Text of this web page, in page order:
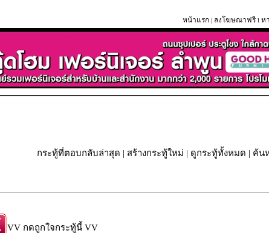
หน้าแรก | ลงโฆษณาฟรี l ห
กระทู้ที่ตอบกลับล่าสุด | สร้างกระทู้ใหม่ | ดูกระทู้ทั้งหมด | ค้น
VV กดถูกใจกระทู้นี้ VV